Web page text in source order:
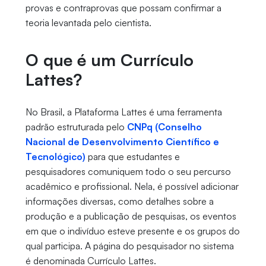
provas e contraprovas que possam confirmar a
teoria levantada pelo cientista.
O que é um Currículo
Lattes?
No Brasil, a Plataforma Lattes é uma ferramenta
padrão estruturada pelo CNPq (Conselho
Nacional de Desenvolvimento Científico e
Tecnológico) para que estudantes e
pesquisadores comuniquem todo o seu percurso
acadêmico e profissional. Nela, é possível adicionar
informações diversas, como detalhes sobre a
produção e a publicação de pesquisas, os eventos
em que o indivíduo esteve presente e os grupos do
qual participa. A página do pesquisador no sistema
é denominada Currículo Lattes.